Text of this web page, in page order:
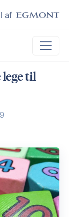
af
lege til